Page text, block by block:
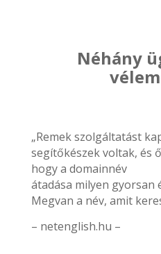
Néhány
„Remek szolgáltatást
segítőkészek voltak, és
hogy a domainnév
átadása milyen gyorsan
Megvan a név, amit
– netenglish.hu –